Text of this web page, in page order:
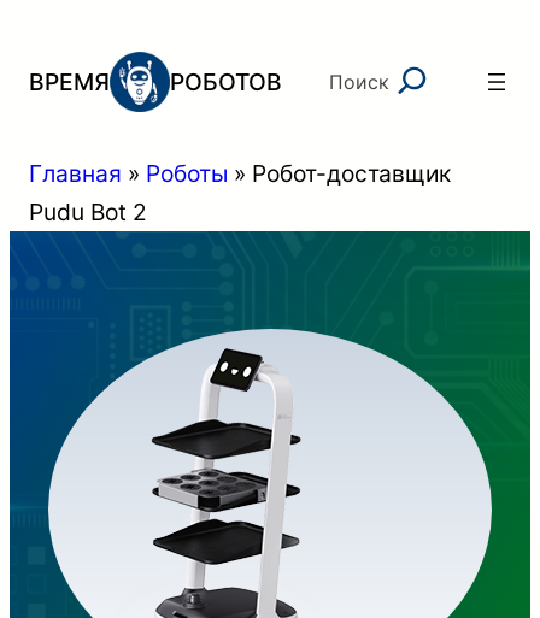
содержимому
ВРЕМЯ РОБОТОВ Поиск Поиск
Главная » Роботы » Робот-доставщик
Pudu Bot 2